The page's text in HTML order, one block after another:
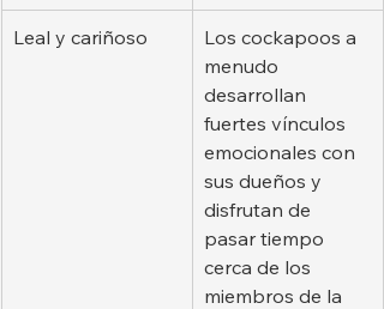
Leal y cariñoso
Los cockapoos a
menudo
desarrollan
fuertes vínculos
emocionales con
sus dueños y
disfrutan de
pasar tiempo
cerca de los
miembros de la